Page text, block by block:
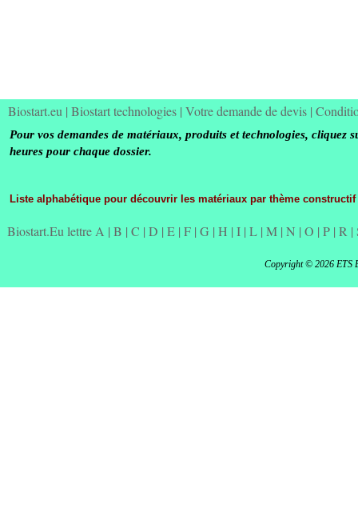
Pour vos demandes de matériaux, produits et technologies, cliquez
heures pour chaque dossier.
Biostart.eu | Biostart technologies | Votre demande de devis |
Liste alphabétique pour découvrir les matériaux par thème constructif
Biostart.Eu lettre A | B | C | D | E | F | G | H | I | L | M | N | O | P | R |
Copyright © 2026 ETS